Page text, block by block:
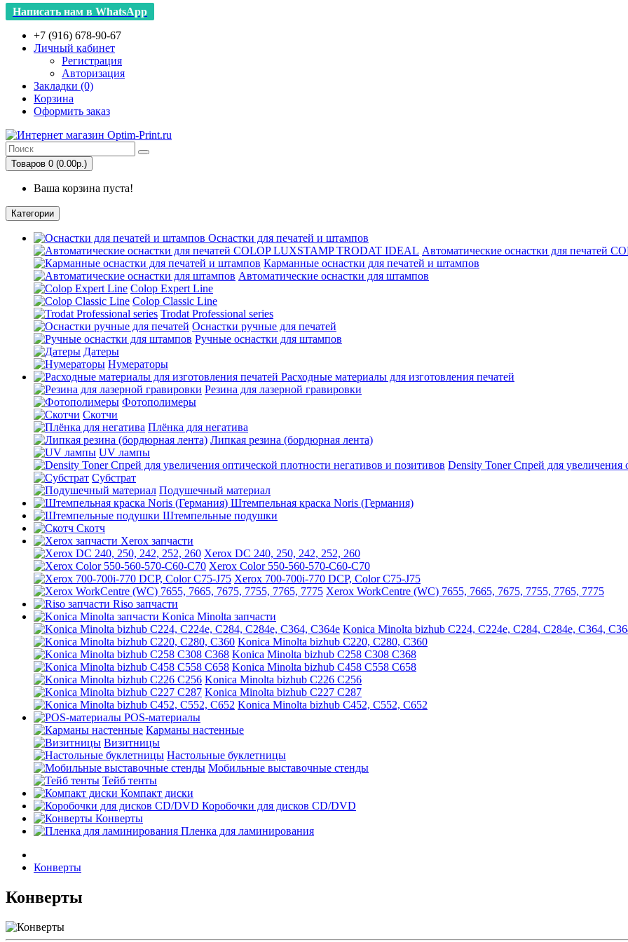
Написать нам в WhatsApp
+7 (916) 678-90-67
Личный кабинет
Регистрация
Авторизация
Закладки (0)
Корзина
Оформить заказ
Товаров 0 (0.00р.)
Ваша корзина пуста!
Категории
Оснастки для печатей и штампов
Автоматические оснастки для печатей
Карманные оснастки для печатей и штампов
Автоматические оснастки для штампов
Colop Expert Line
Colop Classic Line
Trodat Professional series
Оснастки ручные для печатей
Ручные оснастки для штампов
Датеры
Нумераторы
Расходные материалы для изготовления печатей
Резина для лазерной гравировки
Фотополимеры
Скотчи
Плёнка для негатива
Липкая резина (бордюрная лента)
UV лампы
Density Toner Спрей для увеличения
Субстрат
Подушечный материал
Штемпельная краска Noris (Германия)
Штемпельные подушки
Скотч
Xerox запчасти
Xerox DC 240, 250, 242, 252, 260
Xerox Color 550-560-570-C60-C70
Xerox 700-700i-770 DCP, Color C75-J75
Xerox WorkCentre (WC) 7655, 7665, 7675, 7755, 7765, 7775
Riso запчасти
Konica Minolta запчасти
Konica Minolta bizhub C224, C224e, C284, C284e, C364,
Konica Minolta bizhub C220, C280, C360
Konica Minolta bizhub C258 C308 C368
Konica Minolta bizhub C458 C558 C658
Konica Minolta bizhub C226 C256
Konica Minolta bizhub C227 C287
Konica Minolta bizhub C452, C552, C652
POS-материалы
Карманы настенные
Визитницы
Настольные буклетницы
Мобильные выставочные стенды
Тейб тенты
Компакт диски
Коробочки для дисков CD/DVD
Конверты
Пленка для ламинирования
Конверты
Конверты